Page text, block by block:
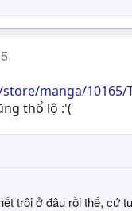
manga/10165/
thổ lộ :'(
trôi ở đâu rồi thế, cứ